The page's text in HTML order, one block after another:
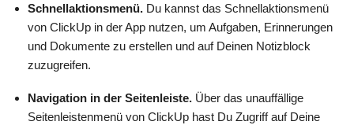
Schnellaktionsmenü. Du kannst das Schnellaktionsmenü
von ClickUp in der App nutzen, um Aufgaben, Erinnerungen
und Dokumente zu erstellen und auf Deinen Notizblock
zuzugreifen.
Navigation in der Seitenleiste. Über das unauffällige
Seitenleistenmenü von ClickUp hast Du Zugriff auf Deine